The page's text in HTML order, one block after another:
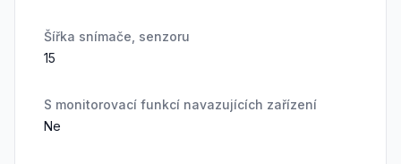
Šířka snímače, senzoru
15
S monitorovací funkcí navazujících zařízení
Ne